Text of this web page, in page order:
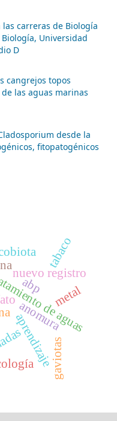
carreras de Biología
Universidad
D
cangrejos topos
las aguas marinas
desde la
fitopatogénicos
de aguas
aprendizaje
nuevo registro
abp
anomura
gaviotas
metal
tabaco